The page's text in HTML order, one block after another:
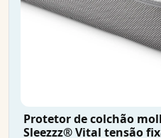
Protetor de colchão
Sleezzz® Vital tensão